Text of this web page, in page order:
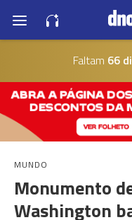
Faltam 66
MUNDO
Monumento
Washington